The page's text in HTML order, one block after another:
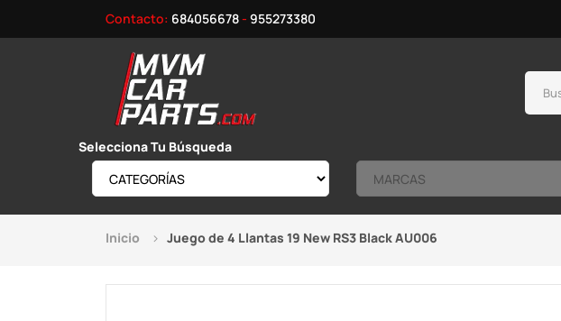
Contacto: 684056678- 955273380
Selecciona Tu Búsqueda
Inicio Juego de 4 Llantas 19 New RS3 Black AU006